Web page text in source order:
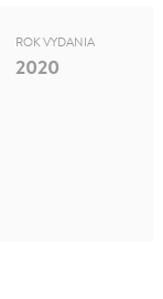
ROK VYDANIA
2020